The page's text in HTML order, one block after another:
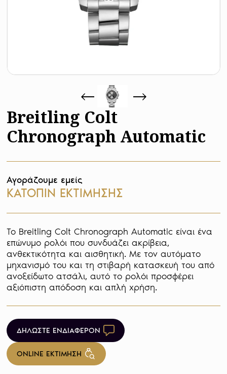
Breitling Colt
Chronograph Automatic
Αγοράζουμε εμείς
ΚΑΤΟΠΙΝ ΕΚΤΙΜΗΣΗΣ
Το Breitling Colt Chronograph Automatic είναι ένα
επώνυμο ρολόι που συνδυάζει ακρίβεια,
ανθεκτικότητα και αισθητική. Με τον αυτόματο
μηχανισμό του και τη στιβαρή κατασκευή του από
ανοξείδωτο ατσάλι, αυτό το ρολόι προσφέρει
αξιόπιστη απόδοση και απλή χρήση.
ΔΗΛΩΣΤΕ ΕΝΔΙΑΦΕΡΟΝ
ONLINE ΕΚΤΙΜΗΣΗ